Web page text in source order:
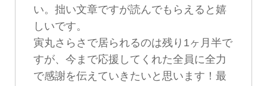
い。拙い文章ですが読んでもらえると嬉
しいです。
寅丸さらさで居られるのは残り1ヶ月半で
すが、今まで応援してくれた全員に全力
で感謝を伝えていきたいと思います！最